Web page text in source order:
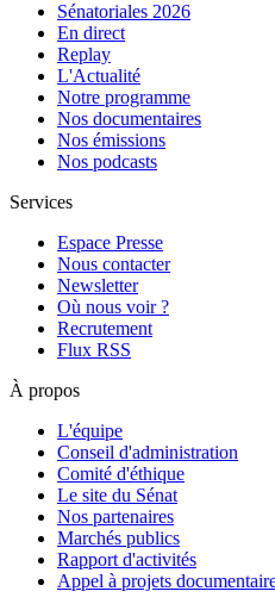
Sénatoriales 2026
En direct
Replay
L'Actualité
Notre programme
Nos documentaires
Nos émissions
Nos podcasts
Services
Espace Presse
Nous contacter
Newsletter
Où nous voir ?
Recrutement
Flux RSS
À propos
L'équipe
Conseil d'administration
Comité d'éthique
Le site du Sénat
Nos partenaires
Marchés publics
Rapport d'activités
Appel à projets